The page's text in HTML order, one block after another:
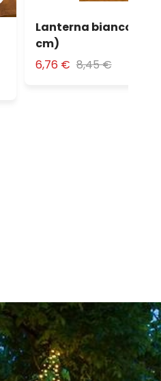
Lanterna bianco
cm)
6,76 € 8,45 €